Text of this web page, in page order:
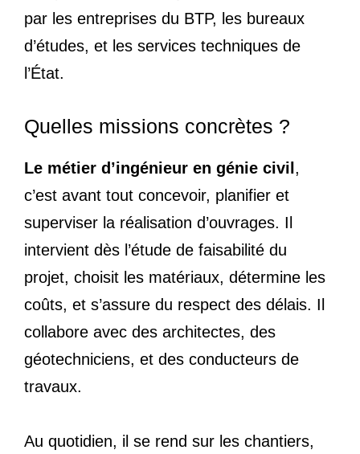
par les entreprises du BTP, les bureaux
d’études, et les services techniques de
l’État.
Quelles missions concrètes ?
Le métier d’ingénieur en génie civil ,
c’est avant tout concevoir, planifier et
superviser la réalisation d’ouvrages. Il
intervient dès l’étude de faisabilité du
projet, choisit les matériaux, détermine les
coûts, et s’assure du respect des délais. Il
collabore avec des architectes, des
géotechniciens, et des conducteurs de
travaux.
Au quotidien, il se rend sur les chantiers,